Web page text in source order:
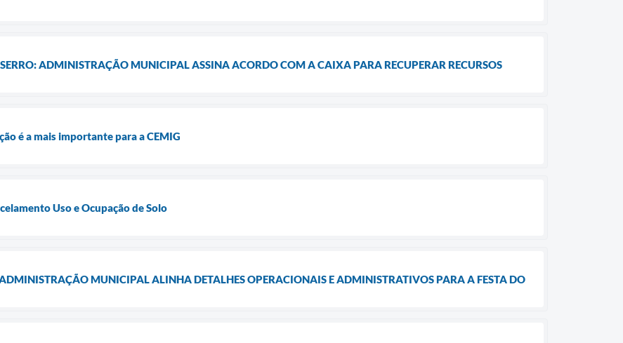
ADMINISTRAÇÃO MUNICIPAL ASSINA ACORDO COM A CAIXA PARA RECUPERAR RECURSOS
é a mais importante para a CEMIG
Uso e Ocupação de Solo
MUNICIPAL ALINHA DETALHES OPERACIONAIS E ADMINISTRATIVOS PARA A FESTA DO